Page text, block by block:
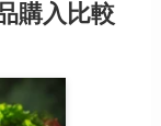
購入比較